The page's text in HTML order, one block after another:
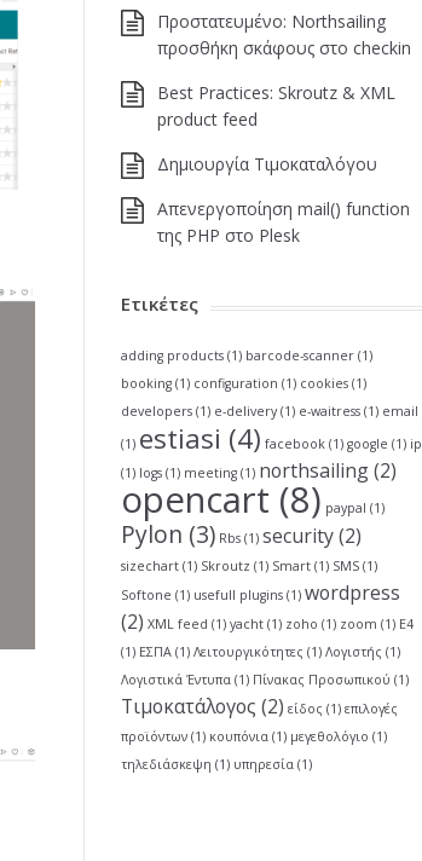
Πρoστατευμένο: Northsailing
προσθήκη σκάφους στο checkin
Best Practices: Skroutz & XML
product feed
Δημιουργία Τιμοκαταλόγου
Απενεργοποίηση mail() function
της PHP στο Plesk
Ετικέτες
adding products (1) barcode-scanner (1)
booking (1) configuration (1) cookies (1)
developers (1) e-delivery(1) e-waitress (1) email
(1) estiasi (4) facebook (1) google (1) ip
(1) logs (1) meeting (1) northsailing(2)
opencart (8) paypal (1)
Pylon (3) Rbs (1) security(2)
sizechart (1) Skroutz (1) Smart (1) SMS (1)
Softone (1) usefull plugins (1) wordpress
(2) XML feed (1) yacht (1) zoho (1) zoom (1) Ε4
(1) ΕΣΠΑ (1) Λειτουργικότητες (1) Λογιστής (1)
Λογιστικά Έντυπα (1) Πίνακας Προσωπικού (1)
Τιμοκατάλογος (2) είδος (1) επιλογές
προϊόντων (1) κουπόνια (1) μεγεθολόγιο (1)
τηλεδιάσκεψη (1) υπηρεσία (1)